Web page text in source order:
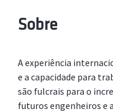
Sobre
A experiência
e a capacidade para
são fulcrais para o
futuros engenheiros e